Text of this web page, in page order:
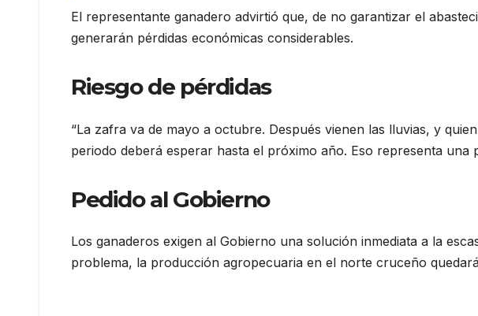
El representante ganadero advirtió que, de no garantizar el
generarán pérdidas económicas considerables.
Riesgo de pérdidas
“La zafra va de mayo a octubre. Después vienen las lluvias, y
periodo deberá esperar hasta el próximo año. Eso representa una
Pedido al Gobierno
Los ganaderos exigen al Gobierno una solución inmediata a la
problema, la producción agropecuaria en el norte cruceño